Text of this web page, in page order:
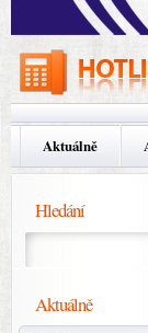
Aktuálně
Hledání
Aktuálně